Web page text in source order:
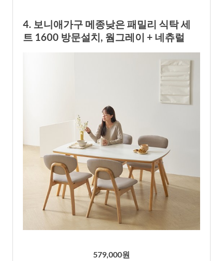
4. 보니애가구 메종낮은 패밀리 식탁 세
트 1600 방문설치, 웜그레이 + 네츄럴
579,000원